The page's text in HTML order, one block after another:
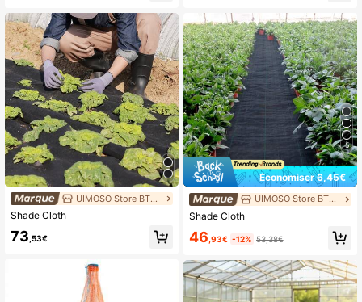
UIMOSO Store BTG EU
Shade Cloth
73 ,53€
5
Économiser 6,45€
UIMOSO Store BTG EU
Shade Cloth
46 ,93€ -12% 53,38€